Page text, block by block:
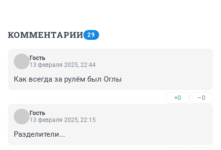
КОММЕНТАРИИ 29
Гость
13 февраля 2025, 22:44
Как всегда за рулём был Оглы
+0 –0
Гость
13 февраля 2025, 22:15
Разделители...